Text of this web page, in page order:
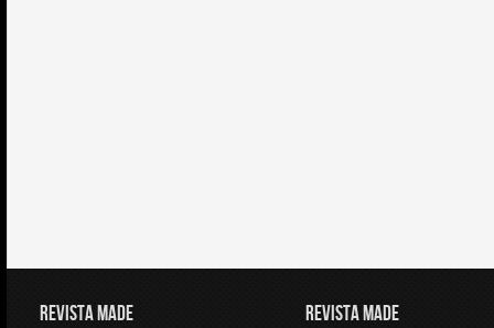
REVISTA MADE REVISTA MADE